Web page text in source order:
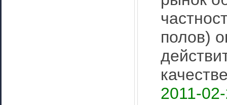
полов)
2011-